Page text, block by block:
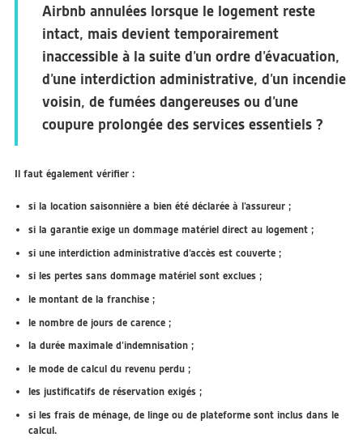
Airbnb annulées lorsque le logement reste
intact, mais devient temporairement
inaccessible à la suite d’un ordre d’évacuation,
d’une interdiction administrative, d’un incendie
voisin, de fumées dangereuses ou d’une
coupure prolongée des services essentiels ?
Il faut également vérifier :
si la location saisonnière a bien été déclarée à l’assureur ;
si la garantie exige un dommage matériel direct au logement ;
si une interdiction administrative d’accès est couverte ;
si les pertes sans dommage matériel sont exclues ;
le montant de la franchise ;
le nombre de jours de carence ;
la durée maximale d’indemnisation ;
le mode de calcul du revenu perdu ;
les justificatifs de réservation exigés ;
si les frais de ménage, de linge ou de plateforme sont inclus dans le
calcul.